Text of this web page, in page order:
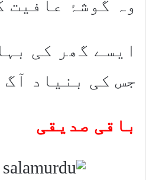
وہ گوشۂ عافیت
ایسے گھر کی
جس کی بنیاد آگ
باقی صدیقی